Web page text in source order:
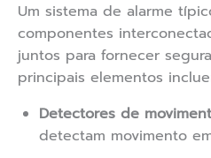
Um sistema de alarme
componentes
juntos para fornecer
principais elementos
Detectores de
detectam movimento